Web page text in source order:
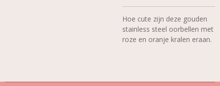
Hoe cute zijn deze gouden
stainless steel oorbellen met
roze en oranje kralen eraan.